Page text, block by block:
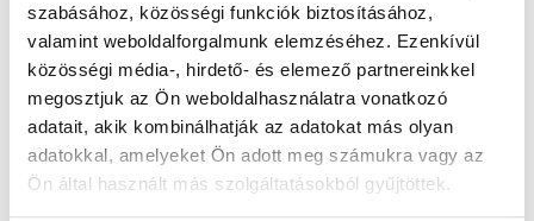
szabásához, közösségi funkciók biztosításához,
valamint weboldalforgalmunk elemzéséhez. Ezenkívül
közösségi média-, hirdető- és elemező partnereinkkel
megosztjuk az Ön weboldalhasználatra vonatkozó
adatait, akik kombinálhatják az adatokat más olyan
adatokkal, amelyeket Ön adott meg számukra vagy az
Ön által használt más szolgáltatásokból gyűjtöttek.
Főoldal Orvosok Radiológus
Radiológus, Budapest, XI. kerület Dr. Juhász Emese